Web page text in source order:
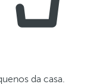
da casa.